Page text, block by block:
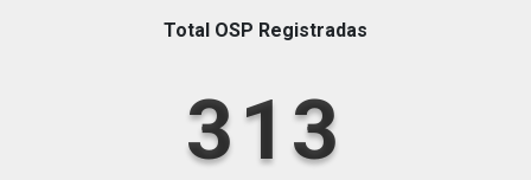
Total OSP Registradas
313